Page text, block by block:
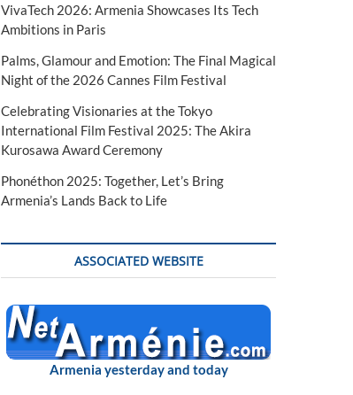
VivaTech 2026: Armenia Showcases Its Tech
Ambitions in Paris
Palms, Glamour and Emotion: The Final Magical
Night of the 2026 Cannes Film Festival
Celebrating Visionaries at the Tokyo
International Film Festival 2025: The Akira
Kurosawa Award Ceremony
Phonéthon 2025: Together, Let’s Bring
Armenia’s Lands Back to Life
ASSOCIATED WEBSITE
Armenia yesterday and today